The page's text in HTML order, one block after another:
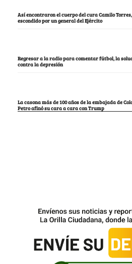
Así encontraron el cuerpo del cura Camilo
escondido por un general del Ejército
Regresar a la radio para comentar fútbol, la
contra la depresión
La casona más de 100 años de la embajada de
Petro afinó su cara a cara con Trump